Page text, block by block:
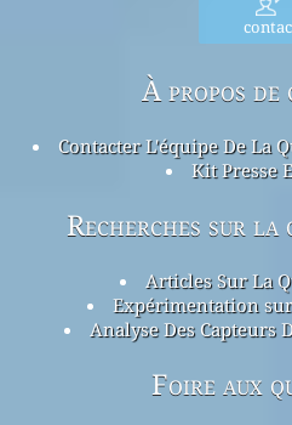
À propos de
Contacter L'équipe De La
Kit Presse
Recherches sur
Articles Sur La
Expérimentation
Analyse Des Capteurs
Foire aux